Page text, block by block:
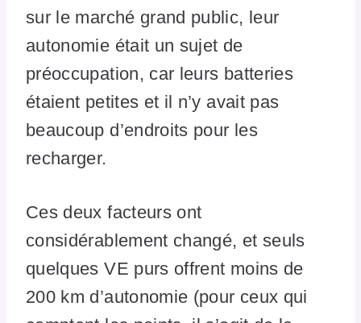
sur le marché grand public, leur
autonomie était un sujet de
préoccupation, car leurs batteries
étaient petites et il n’y avait pas
beaucoup d’endroits pour les
recharger.
Ces deux facteurs ont
considérablement changé, et seuls
quelques VE purs offrent moins de
200 km d’autonomie (pour ceux qui